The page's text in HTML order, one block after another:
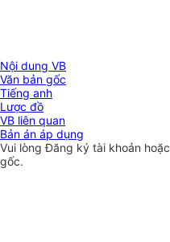
Nội dung VB
Văn bản gốc
Tiếng anh
Lược đồ
VB liên quan
Bản án áp dụng
Vui lòngĐăng ký tài khoản hoặc
gốc.